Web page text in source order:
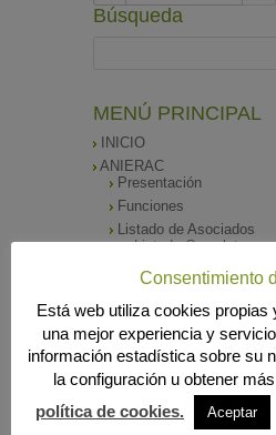
Búsqueda
MENÚ PRINCIPAL
INICIO
ANIERAC
Presentación
Funciones
Listado de Asociados
Listado Completo
Como asociarse
SALA DE PRENSA
Notas de Prensa
Archivos Corporativos
GALERÍA DE IMÁGENES
CONTACTO
ENVASADO DE ACEITE
Consentimiento
Está web utiliza cookies
una mejor experiencia y
información estadística sobre su
la configuración u obtener
política de cookies.
Aceptar